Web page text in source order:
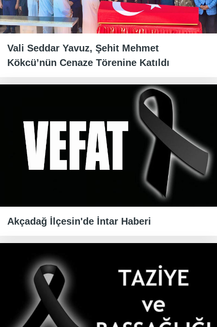
Vali Seddar Yavuz, Şehit Mehmet
Kökcü’nün Cenaze Törenine Katıldı
Akçadağ İlçesin'de İntar Haberi